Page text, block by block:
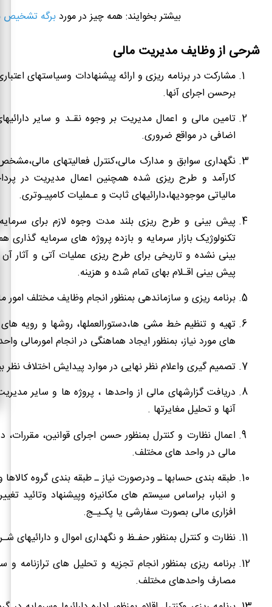
بیشتر بخوایند: همه چیز در موردبرگه تشخیص
شرحی از وظایف مدیریت مالی
مشارکت در برنامه ریزی و ارائه پیشنهادات وسیاستهای
برحسن اجرای آنها.
تامین مالی و اعمال مدیریت بر وجوه نقـد و سایر
اضافی در مواقع ضروری.
نگهداری سوابق و مدارک مالی،کنترل فعالیتهای
کارآمد و طرح ریزی شده همچنین اعمال مدیریت در
مالیاتی موجودیها،دارائیهای ثابت و عـملیات کامپیـوتری.
پیش بینی و طرح ریزی بلند مدت وجوه لازم برای
تکنولوژیک بازار سرمایه و بازده پروژه های سرمایه گذاری
بینی نشده و تاریخی برای طرح ریزی عملیات آتی و آثار
پیش بینی اقـلام بهای تمام شده و هزینه.
برنامه ریزی و سازماندهی بمنظور انجام وظایف مختلف امور
تهیه و تنظیم خط مشی ها،دستورالعملها، روشها و رویه
های مورد نیاز، بمنظور ایجاد هماهنگی در انجام امورمالی
تصمیم گیری واعلام نظر نهایی در موارد پیدایش اختلاف نظر
دریافت گزارشهای مالی از واحدها ، پروژه ها و سایر
آنها و تحلیل مغایرتها .
اعمال نظارت و کنترل بمنظور حسن اجرای قوانین، مقررات،
مالی در واحد های مختلف.
طبقه بندی حسابها ـ ودرصورت نیاز ـ طبقه بندی گروه
و انبار، براساس سیستم های مکانیزه وپیشنهاد وتائید
افزاری مالی بصورت سفارشی یا پکـیـج.
نظارت و کنترل بمنظور حفـظ و نگهداری اموال و دارائیهای
برنامه ریزی بمنظور انجام تجزیه و تحلیل های ترازنامه
مصارف واحدهای مختلف.